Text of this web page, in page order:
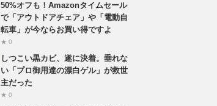
50%オフも！Amazonタイムセール
で「アウトドアチェア」や「電動自
転車」が今ならお買い得ですよ
★ 0
しつこい黒カビ、遂に決着。垂れな
い「プロ御用達の漂白ゲル」が救世
主だった
★ 0